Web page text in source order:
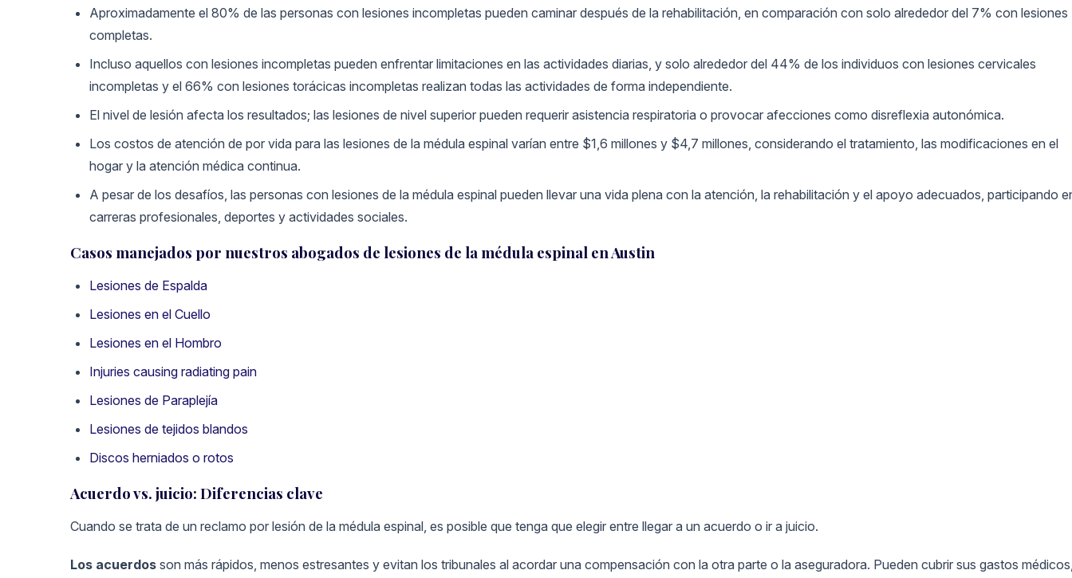
Aproximadamente el 80% de las personas con lesiones incompletas pueden caminar después de la rehabilitación, en comparación con solo alrededor del 7% con lesiones
completas.
Incluso aquellos con lesiones incompletas pueden enfrentar limitaciones en las actividades diarias, y solo alrededor del 44% de los individuos con lesiones cervicales
incompletas y el 66% con lesiones torácicas incompletas realizan todas las actividades de forma independiente.
El nivel de lesión afecta los resultados; las lesiones de nivel superior pueden requerir asistencia respiratoria o provocar afecciones como disreflexia autonómica.
Los costos de atención de por vida para las lesiones de la médula espinal varían entre $1,6 millones y $4,7 millones, considerando el tratamiento, las modificaciones en el
hogar y la atención médica continua.
A pesar de los desafíos, las personas con lesiones de la médula espinal pueden llevar una vida plena con la atención, la rehabilitación y el apoyo adecuados, participando
carreras profesionales, deportes y actividades sociales.
Casos manejados por nuestros abogados de lesiones de la médula espinal en Austin
Lesiones de Espalda
Lesiones en el Cuello
Lesiones en el Hombro
Injuries causing radiating pain
Lesiones de Paraplejía
Lesiones de tejidos blandos
Discos herniados o rotos
Acuerdo vs. juicio: Diferencias clave
Cuando se trata de un reclamo por lesión de la médula espinal, es posible que tenga que elegir entre llegar a un acuerdo o ir a juicio.
Los acuerdos son más rápidos, menos estresantes y evitan los tribunales al acordar una compensación con la otra parte o la aseguradora. Pueden cubrir sus gastos